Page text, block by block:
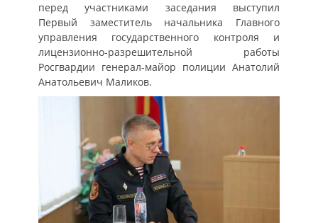
перед участниками заседания выступил
Первый заместитель начальника Главного
управления государственного контроля и
лицензионно-разрешительной работы
Росгвардии генерал-майор полиции Анатолий
Анатольевич Маликов.